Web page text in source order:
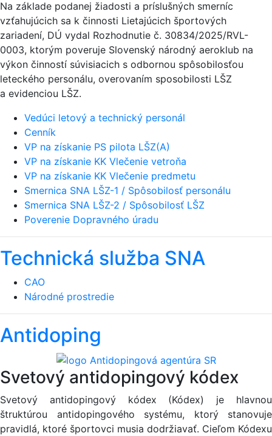
Na základe podanej žiadosti a príslušných smerníc
vzťahujúcich sa k činnosti Lietajúcich športových
zariadení, DÚ vydal Rozhodnutie č. 30834/2025/RVL-
0003, ktorým poveruje Slovenský národný aeroklub na
výkon činností súvisiacich s odbornou spôsobilosťou
leteckého personálu, overovaním sposobilosti LŠZ
a evidenciou LŠZ.
Vedúci letový a technický personál
Cenník
VP na získanie PS pilota LŠZ(A)
VP na získanie KK Vlečenie vetroňa
VP na získanie KK Vlečenie predmetu
Smernica SNA LŠZ-1 / Spôsobilosť personálu
Smernica SNA LŠZ-2 / Spôsobilosť LŠZ
Poverenie Dopravného úradu
Technická služba SNA
CAO
Národné prostredie
Antidoping
Svetový antidopingový kódex
Svetový antidopingový kódex (Kódex) je hlavnou
štruktúrou antidopingového systému, ktorý stanovuje
pravidlá, ktoré športovci musia dodržiavať. Cieľom Kódexu